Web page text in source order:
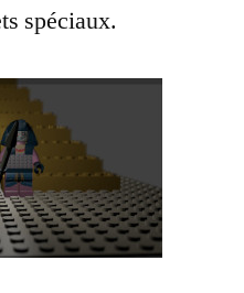
spéciaux.